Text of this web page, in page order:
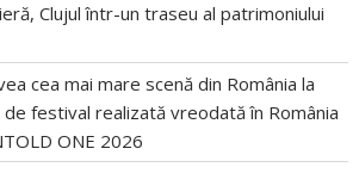
Clujul într-un traseu al patrimoniului
cea mai mare scenă din România la
de festival realizată vreodată în România
ONE 2026